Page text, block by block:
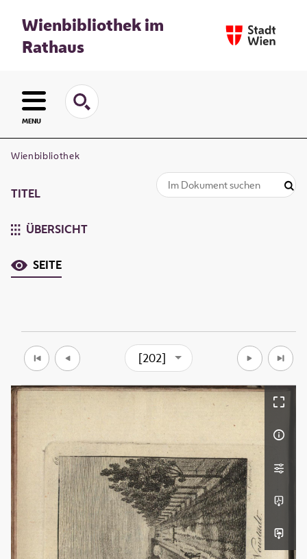
Wienbibliothek im
Rathaus
MENU
Wienbibliothek
TITEL
ÜBERSICHT
SEITE
[202]